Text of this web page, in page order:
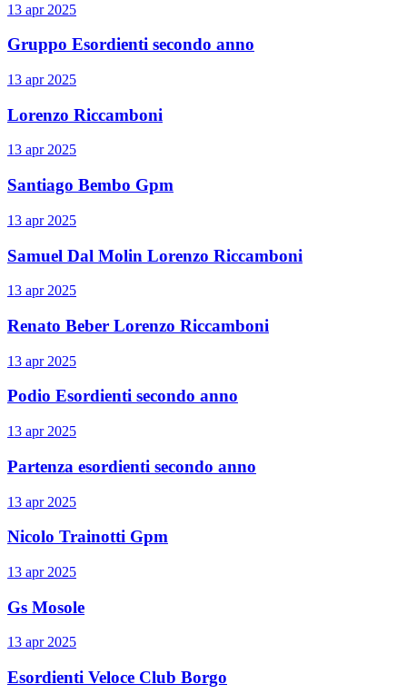
13 apr 2025
Gruppo Esordienti secondo anno
13 apr 2025
Lorenzo Riccamboni
13 apr 2025
Santiago Bembo Gpm
13 apr 2025
Samuel Dal Molin Lorenzo Riccamboni
13 apr 2025
Renato Beber Lorenzo Riccamboni
13 apr 2025
Podio Esordienti secondo anno
13 apr 2025
Partenza esordienti secondo anno
13 apr 2025
Nicolo Trainotti Gpm
13 apr 2025
Gs Mosole
13 apr 2025
Esordienti Veloce Club Borgo